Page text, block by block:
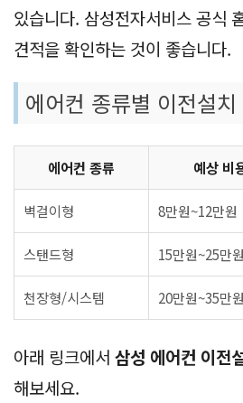
있습니다. 삼성전자서비스 공식
견적을 확인하는 것이 좋습니다.
에어컨 종류별 이전설
에어컨 종류 예상 비
벽걸이형 8만원~12만원
스탠드형 15만원~25만원
천장형/시스템 20만원~35만원
아래 링크에서 삼성 에어컨 이전
해보세요.